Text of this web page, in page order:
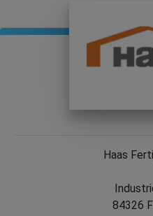
Haas
84326